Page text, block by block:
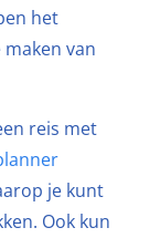
het
van
reis met
je kunt
Ook kun